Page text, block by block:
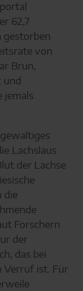
62,7
gestorben
von
Brun,
und
jemals
Lachslaus
der Lachse
die
Forschern
der
das bei
Verruf ist. Für